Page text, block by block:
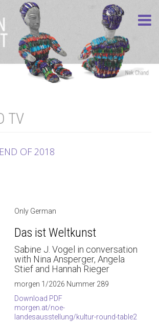
TV
OF 2018
Only German
Das ist Weltkunst
Sabine J. Vogel in conversation
with Nina Ansperger, Angela
Stief and Hannah Rieger
morgen 1/2026 Nummer 289
Download PDF
morgen.at/noe-
landesausstellung/kultur-round-table2